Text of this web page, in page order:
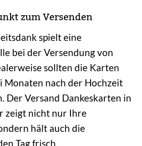
zum Versenden
spielt eine
bei der Versendung von
sollten die Karten
Monaten nach der Hochzeit
Der Versand Dankeskarten in
zeigt nicht nur Ihre
hält auch die
Tag frisch.